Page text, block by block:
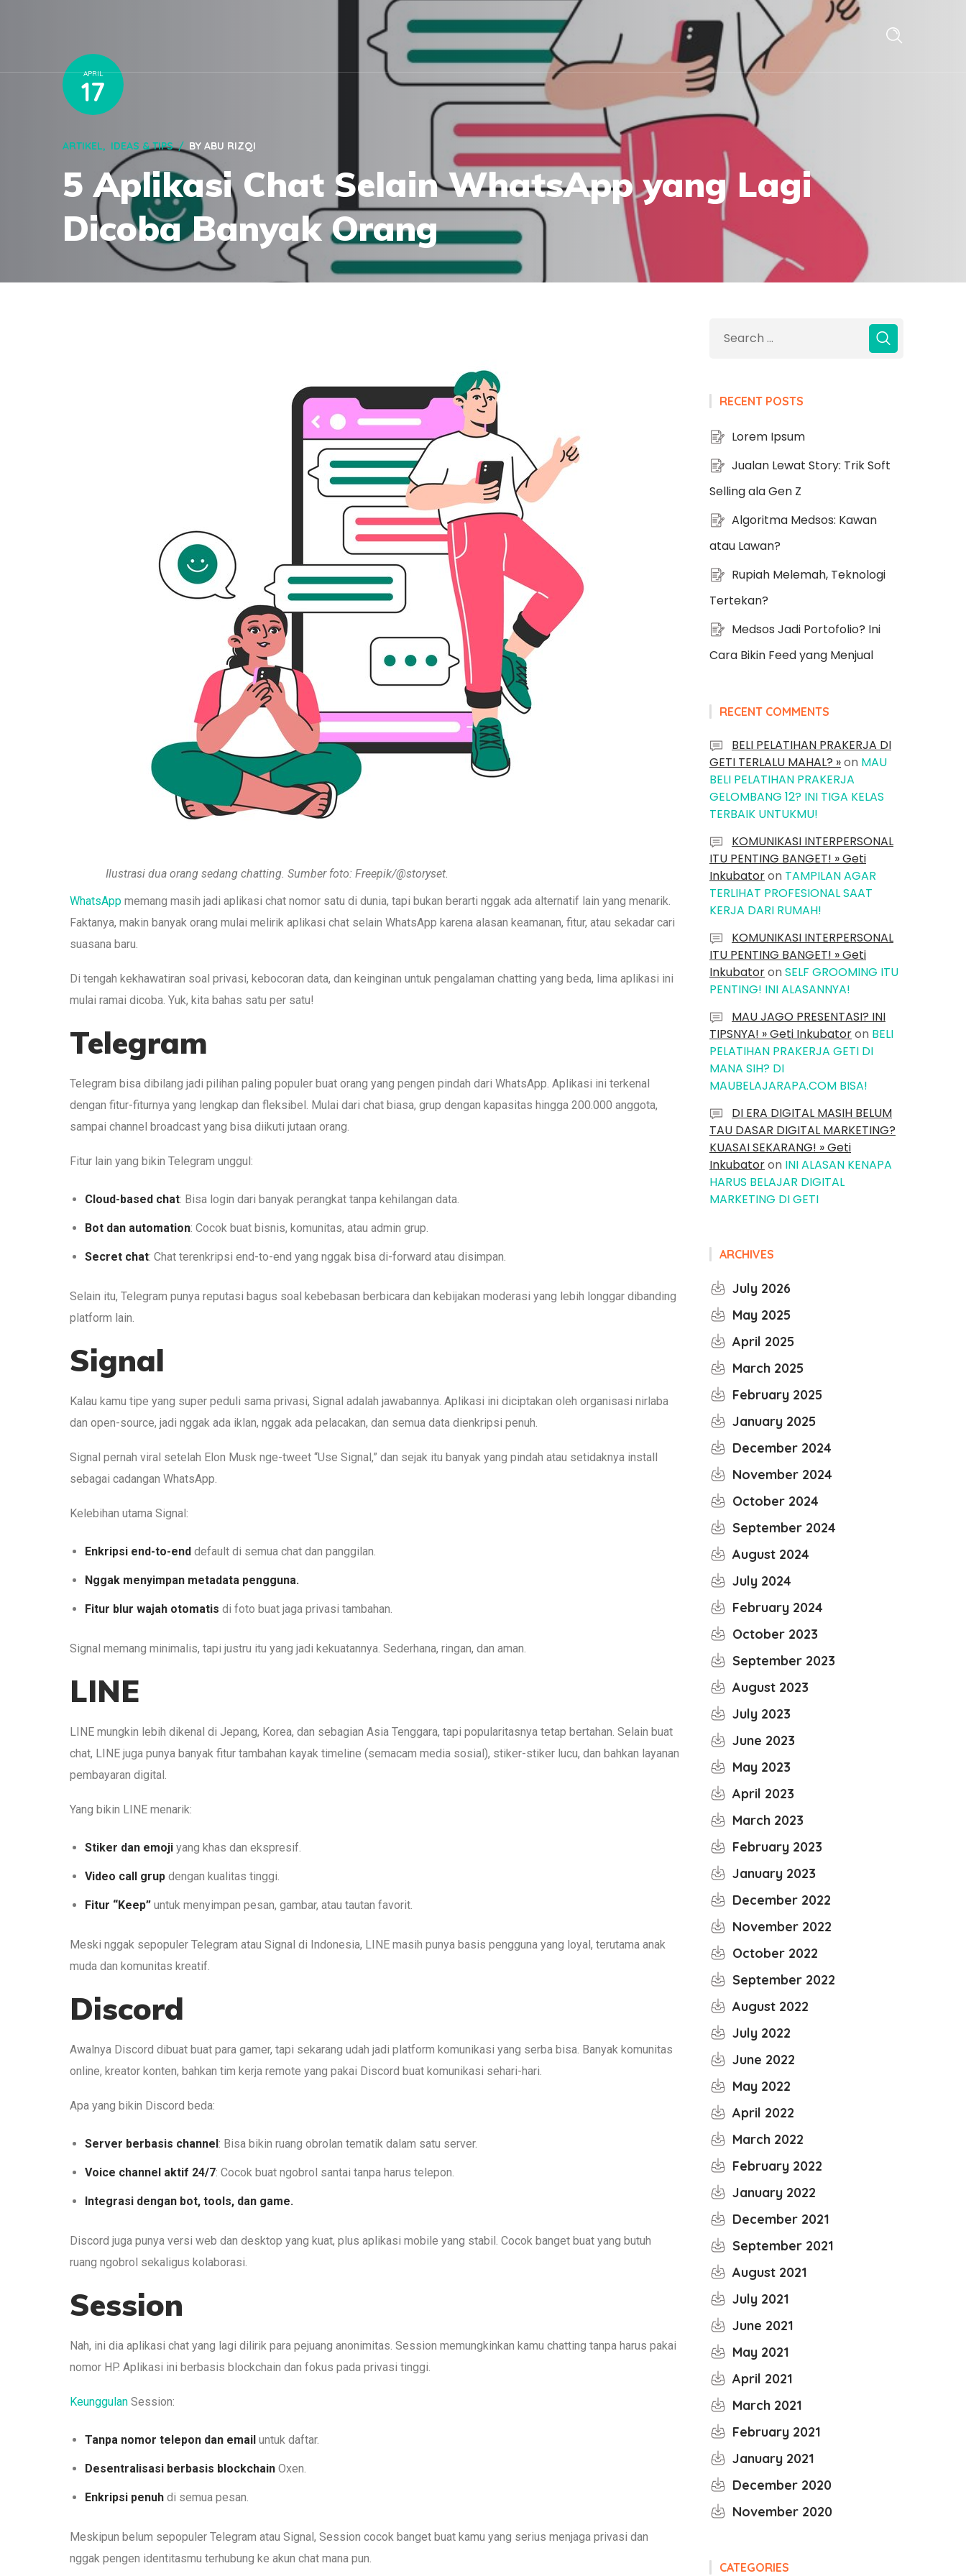
APRIL
17
ARTIKEL IDEAS & TIPS BY ABU RIZQI
5 Aplikasi Chat Selain WhatsApp yang Lagi
Dicoba Banyak Orang
Ilustrasi dua orang sedang chatting. Sumber foto: Freepik/@storyset.
WhatsApp memang masih jadi aplikasi chat nomor satu di dunia, tapi bukan berarti nggak ada alternatif lain yang menarik.
Faktanya, makin banyak orang mulai melirik aplikasi chat selain WhatsApp karena alasan keamanan, fitur, atau sekadar cari
suasana baru.
Di tengah kekhawatiran soal privasi, kebocoran data, dan keinginan untuk pengalaman chatting yang beda, lima aplikasi ini
mulai ramai dicoba. Yuk, kita bahas satu per satu!
Telegram
Telegram bisa dibilang jadi pilihan paling populer buat orang yang pengen pindah dari WhatsApp. Aplikasi ini terkenal
dengan fitur-fiturnya yang lengkap dan fleksibel. Mulai dari chat biasa, grup dengan kapasitas hingga 200.000 anggota,
sampai channel broadcast yang bisa diikuti jutaan orang.
Fitur lain yang bikin Telegram unggul:
Cloud-based chat: Bisa login dari banyak perangkat tanpa kehilangan data.
Bot dan automation: Cocok buat bisnis, komunitas, atau admin grup.
Secret chat: Chat terenkripsi end-to-end yang nggak bisa di-forward atau disimpan.
Selain itu, Telegram punya reputasi bagus soal kebebasan berbicara dan kebijakan moderasi yang lebih longgar dibanding
platform lain.
Signal
Kalau kamu tipe yang super peduli sama privasi, Signal adalah jawabannya. Aplikasi ini diciptakan oleh organisasi nirlaba
dan open-source, jadi nggak ada iklan, nggak ada pelacakan, dan semua data dienkripsi penuh.
Signal pernah viral setelah Elon Musk nge-tweet “Use Signal,” dan sejak itu banyak yang pindah atau setidaknya install
sebagai cadangan WhatsApp.
Kelebihan utama Signal:
Enkripsi end-to-enddefault di semua chat dan panggilan.
Nggak menyimpan metadata pengguna.
Fitur blur wajah otomatis di foto buat jaga privasi tambahan.
Signal memang minimalis, tapi justru itu yang jadi kekuatannya. Sederhana, ringan, dan aman.
LINE
LINE mungkin lebih dikenal di Jepang, Korea, dan sebagian Asia Tenggara, tapi popularitasnya tetap bertahan. Selain buat
chat, LINE juga punya banyak fitur tambahan kayak timeline (semacam media sosial), stiker-stiker lucu, dan bahkan layanan
pembayaran digital.
Yang bikin LINE menarik:
Stiker dan emojiyang khas dan ekspresif.
Video call grupdengan kualitas tinggi.
Fitur “Keep”untuk menyimpan pesan, gambar, atau tautan favorit.
Meski nggak sepopuler Telegram atau Signal di Indonesia, LINE masih punya basis pengguna yang loyal, terutama anak
muda dan komunitas kreatif.
Discord
Awalnya Discord dibuat buat para gamer, tapi sekarang udah jadi platform komunikasi yang serba bisa. Banyak komunitas
online, kreator konten, bahkan tim kerja remote yang pakai Discord buat komunikasi sehari-hari.
Apa yang bikin Discord beda:
Server berbasis channel: Bisa bikin ruang obrolan tematik dalam satu server.
Voice channel aktif 24/7: Cocok buat ngobrol santai tanpa harus telepon.
Integrasi dengan bot, tools, dan game.
Discord juga punya versi web dan desktop yang kuat, plus aplikasi mobile yang stabil. Cocok banget buat yang butuh
ruang ngobrol sekaligus kolaborasi.
Session
Nah, ini dia aplikasi chat yang lagi dilirik para pejuang anonimitas. Session memungkinkan kamu chatting tanpa harus pakai
nomor HP. Aplikasi ini berbasis blockchain dan fokus pada privasi tinggi.
Keunggulan Session:
Tanpa nomor telepon dan emailuntuk daftar.
Desentralisasi berbasis blockchainOxen.
Enkripsi penuhdi semua pesan.
Meskipun belum sepopuler Telegram atau Signal, Session cocok banget buat kamu yang serius menjaga privasi dan
nggak pengen identitasmu terhubung ke akun chat mana pun.
RECENT POSTS
Lorem Ipsum
Jualan Lewat Story: Trik Soft
Selling ala Gen Z
Algoritma Medsos: Kawan
atau Lawan?
Rupiah Melemah, Teknologi
Tertekan?
Medsos Jadi Portofolio? Ini
Cara Bikin Feed yang Menjual
RECENT COMMENTS
BELI PELATIHAN PRAKERJA DI
GETI TERLALU MAHAL? »on MAU
BELI PELATIHAN PRAKERJA
GELOMBANG 12? INI TIGA KELAS
TERBAIK UNTUKMU!
KOMUNIKASI INTERPERSONAL
ITU PENTING BANGET! » Geti
Inkubatoron TAMPILAN AGAR
TERLIHAT PROFESIONAL SAAT
KERJA DARI RUMAH!
KOMUNIKASI INTERPERSONAL
ITU PENTING BANGET! » Geti
Inkubatoron SELF GROOMING ITU
PENTING! INI ALASANNYA!
MAU JAGO PRESENTASI? INI
TIPSNYA! » Geti Inkubatoron BELI
PELATIHAN PRAKERJA GETI DI
MANA SIH? DI
MAUBELAJARAPA.COM BISA!
DI ERA DIGITAL MASIH BELUM
TAU DASAR DIGITAL MARKETING?
KUASAI SEKARANG! » Geti
Inkubatoron INI ALASAN KENAPA
HARUS BELAJAR DIGITAL
MARKETING DI GETI
ARCHIVES
July 2026
May 2025
April 2025
March 2025
February 2025
January 2025
December 2024
November 2024
October 2024
September 2024
August 2024
July 2024
February 2024
October 2023
September 2023
August 2023
July 2023
June 2023
May 2023
April 2023
March 2023
February 2023
January 2023
December 2022
November 2022
October 2022
September 2022
August 2022
July 2022
June 2022
May 2022
April 2022
March 2022
February 2022
January 2022
December 2021
September 2021
August 2021
July 2021
June 2021
May 2021
April 2021
March 2021
February 2021
January 2021
December 2020
November 2020
CATEGORIES